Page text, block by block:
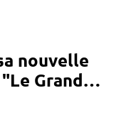
nouvelle
Grand